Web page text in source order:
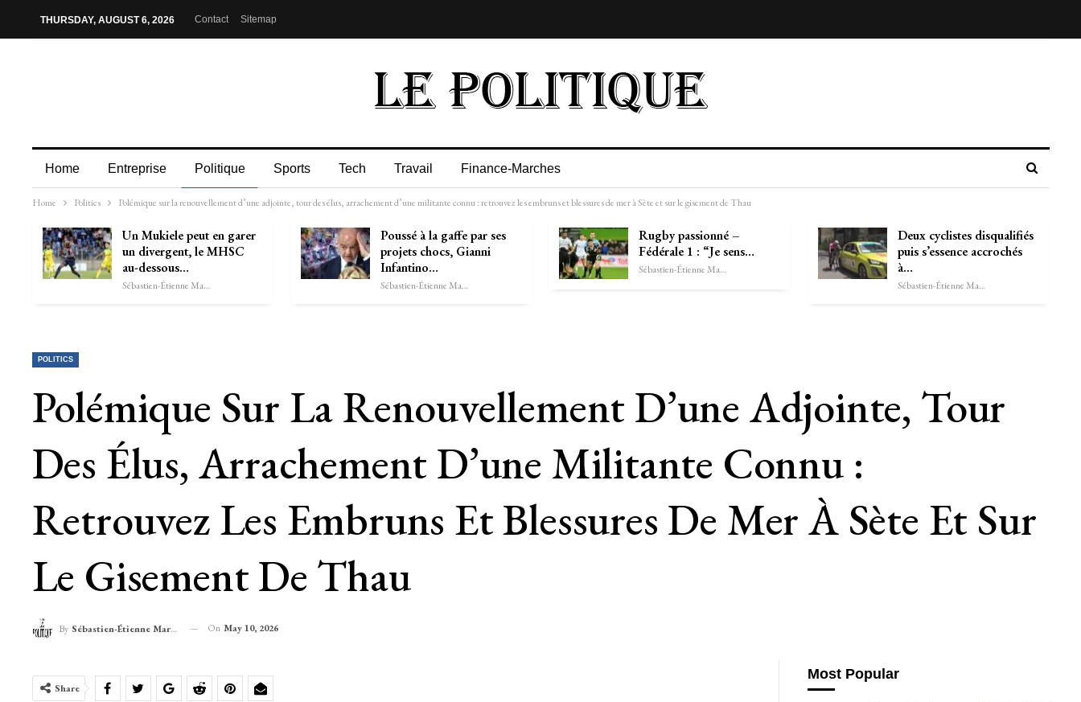
THURSDAY, AUGUST 6, 2026 Contact Sitemap
Home Entreprise Politique Sports Tech Travail Finance-Marches
Home Politics Polémique sur la renouvellement d’une adjointe, tour des élus, arrachement d’une militante connu : retrouvez les embruns et blessures de mer à Sète et sur le gisement de Thau
Un Mukiele peut en garer
un divergent, le MHSC
au-dessous…
Sébastien-Étienne Marechal
Poussé à la gaffe par ses
projets chocs, Gianni
Infantino…
Sébastien-Étienne Marechal
Rugby passionné –
Fédérale 1 : “Je sens…
Sébastien-Étienne Marechal
Deux cyclistes disqualifiés
puis s’essence accrochés
à…
Sébastien-Étienne Marechal
POLITICS
Polémique Sur La Renouvellement D’une Adjointe, Tour
Des Élus, Arrachement D’une Militante Connu :
Retrouvez Les Embruns Et Blessures De Mer À Sète Et Sur
Le Gisement De Thau
By Sébastien-Étienne Marechal On May 10, 2026
Share
Most Popular